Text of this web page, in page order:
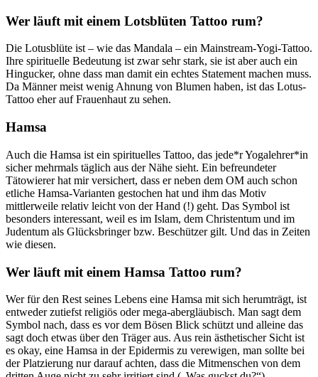
Wer läuft mit einem Lotsblüten Tattoo rum?
Die Lotusblüte ist – wie das Mandala – ein Mainstream-Yogi-Tattoo.
Ihre spirituelle Bedeutung ist zwar sehr stark, sie ist aber auch ein
Hingucker, ohne dass man damit ein echtes Statement machen muss.
Da Männer meist wenig Ahnung von Blumen haben, ist das Lotus-
Tattoo eher auf Frauenhaut zu sehen.
Hamsa
Auch die Hamsa ist ein spirituelles Tattoo, das jede*r Yogalehrer*in
sicher mehrmals täglich aus der Nähe sieht. Ein befreundeter
Tätowierer hat mir versichert, dass er neben dem OM auch schon
etliche Hamsa-Varianten gestochen hat und ihm das Motiv
mittlerweile relativ leicht von der Hand (!) geht. Das Symbol ist
besonders interessant, weil es im Islam, dem Christentum und im
Judentum als Glücksbringer bzw. Beschützer gilt. Und das in Zeiten
wie diesen.
Wer läuft mit einem Hamsa Tattoo rum?
Wer für den Rest seines Lebens eine Hamsa mit sich herumträgt, ist
entweder zutiefst religiös oder mega-abergläubisch. Man sagt dem
Symbol nach, dass es vor dem Bösen Blick schützt und alleine das
sagt doch etwas über den Träger aus. Aus rein ästhetischer Sicht ist
es okay, eine Hamsa in der Epidermis zu verewigen, man sollte bei
der Platzierung nur darauf achten, dass die Mitmenschen von dem